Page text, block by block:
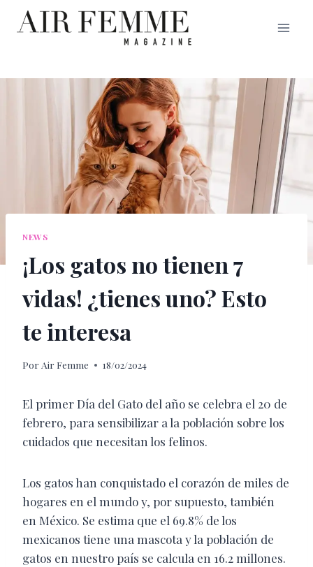
Saltar
NEWS
¡Los gatos no tienen 7
vidas! ¿tienes uno? Esto
te interesa
Por Air Femme 18/02/2024
El primer Día del Gato del año se celebra el 20 de
febrero, para sensibilizar a la población sobre los
cuidados que necesitan los felinos.
Los gatos han conquistado el corazón de miles de
hogares en el mundo y, por supuesto, también
en México. Se estima que el 69.8% de los
mexicanos tiene una mascota y la población de
gatos en nuestro país se calcula en 16.2 millones.